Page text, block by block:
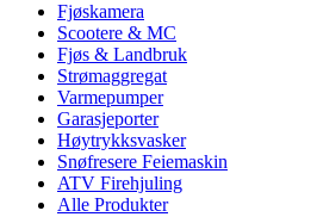
Fjøskamera
Scootere & MC
Fjøs & Landbruk
Strømaggregat
Varmepumper
Garasjeporter
Høytrykksvasker
Snøfresere Feiemaskin
ATV Firehjuling
Alle Produkter